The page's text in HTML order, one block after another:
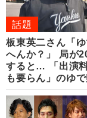
話題
板東英二さん「
へんか？」 局が
すると… 「出演
も要らん」のゆ